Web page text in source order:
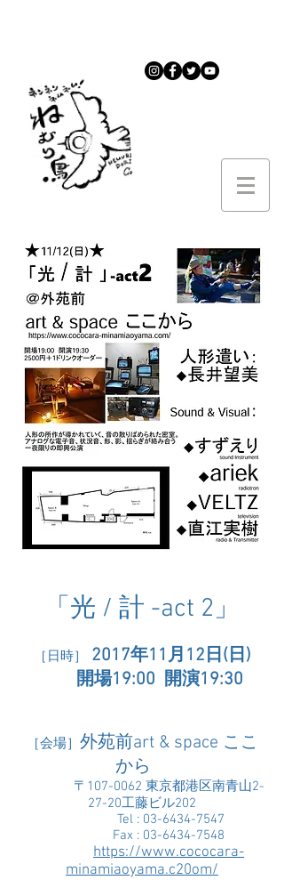
「光 / 計 -act 2」
［日時］
2017年11月12日(日)
開場19:00 開演19:30
［会場］ 外苑前art & space ここ
から
〒107-0062 東京都港区南青山2-
27-20工藤ビル202
Tel : 03-6434-7547
Fax : 03-6434-7548
https://www.cococara-
minamiaoyama.c20om/